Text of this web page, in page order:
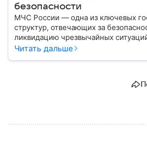
безопасности
МЧС России — одна из ключевых
структур, отвечающих за
ликвидацию чрезвычайных
играет важную роль в защите
задачи выполняет и какую роль
Читать дальше